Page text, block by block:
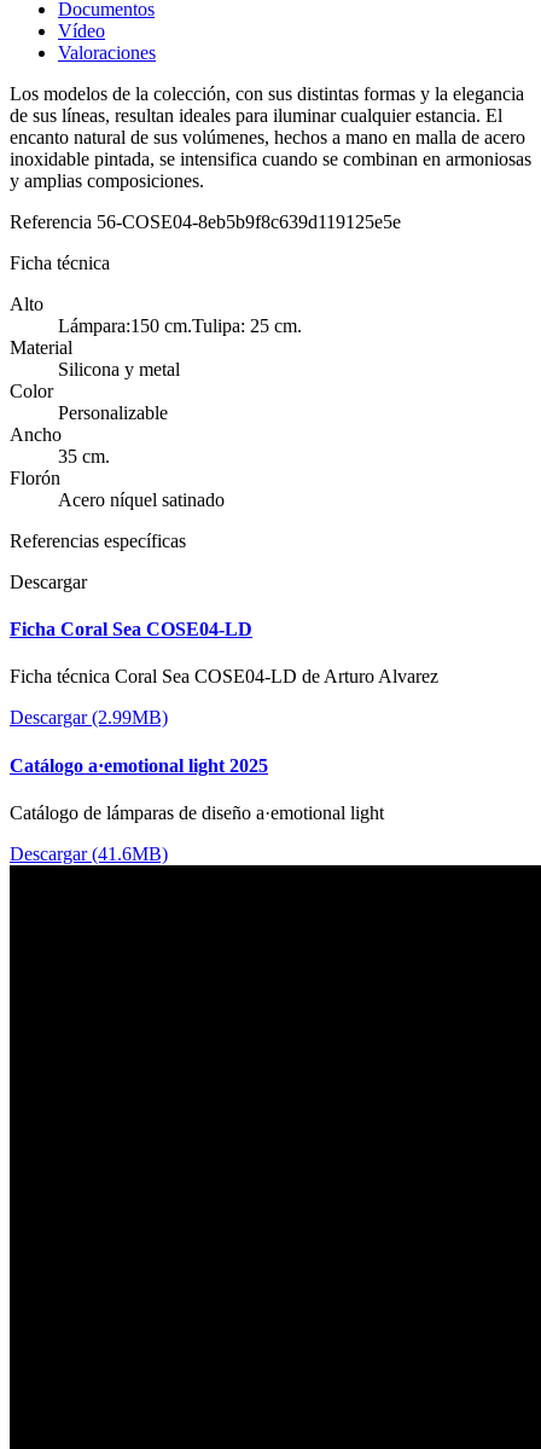
Documentos
Vídeo
Valoraciones
Los modelos de la colección, con sus distintas formas y la elegancia
de sus líneas, resultan ideales para iluminar cualquier estancia. El
encanto natural de sus volúmenes, hechos a mano en malla de acero
inoxidable pintada, se intensifica cuando se combinan en armoniosas
y amplias composiciones.
Referencia 56-COSE04-8eb5b9f8c639d119125e5e
Ficha técnica
Alto
Lámpara:150 cm.Tulipa: 25 cm.
Material
Silicona y metal
Color
Personalizable
Ancho
35 cm.
Florón
Acero níquel satinado
Referencias específicas
Descargar
Ficha Coral Sea COSE04-LD
Ficha técnica Coral Sea COSE04-LD de Arturo Alvarez
Descargar (2.99MB)
Catálogo a·emotional light 2025
Catálogo de lámparas de diseño a·emotional light
Descargar (41.6MB)